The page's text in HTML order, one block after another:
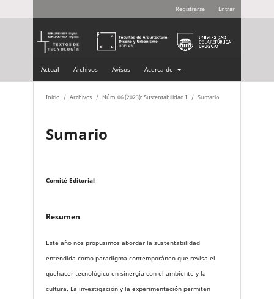
Actual Archivos Avisos Acerca de
Registrarse Entrar
Inicio / Archivos / Núm. 06 (2023): Sustentabilidad I / Sumario
Sumario
Comité Editorial
Resumen
Este año nos propusimos abordar la sustentabilidad
entendida como paradigma contemporáneo que revisa el
quehacer tecnológico en sinergia con el ambiente y la
cultura. La investigación y la experimentación permiten